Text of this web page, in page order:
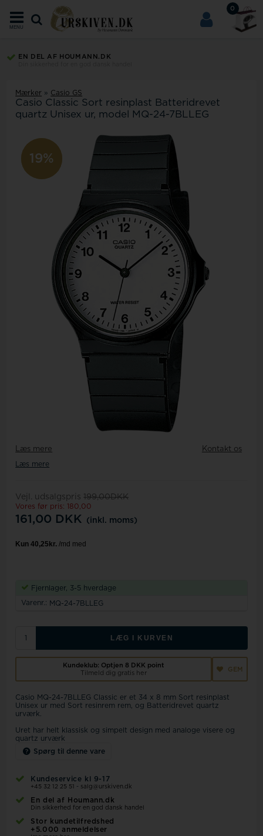
0
MENU
EN DEL AF HOUMANN.DK
Mærker » Casio GS
Casio Classic Sort resinplast Batteridrevet
quartz Unisex ur, model MQ-24-7BLLEG
11%
19%
Læs mere Kontakt os
Læs mere
Vejl. udsalgspris 199,00DKK
Vores før pris: 180,00
161,00 DKK (inkl. moms)
Fjernlager, 3-5 hverdage
Varenr.: MQ-24-7BLLEG
LÆG I KURVEN
Kundeklub: Optjen 8 DKK point
Tilmeld dig gratis her
GEM
Casio MQ-24-7BLLEG Classic er et 34 x 8 mm Sort resinplast
Unisex ur med Sort resinrem rem, og Batteridrevet quartz
urværk.
Uret har helt klassisk og simpelt design med analoge visere og
quartz urværk
Spørg til denne vare
Kundeservice kl 9-17
+45 32 12 25 51 - salg@urskiven.dk
En del af Houmann.dk
Din sikkerhed for en god dansk handel
Stor kundetilfredshed
+5.000 anmeldelser